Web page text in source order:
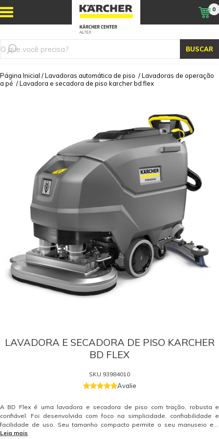
BUSCAR
0
Página Inicial /Lavadoras automática de piso /Lavadoras de operação
a pé /Lavadora e secadora de piso karcher bd flex
LAVADORA E SECADORA DE PISO KARCHER
BD FLEX
SKU 93984010
Avalie
A BD Flex é uma lavadora e secadora de piso com tração, robusta e
confiável. Foi desenvolvida com foco na simplicidade, confiabilidade e
facilidade de uso. Seu tamanho compacto permite o seu manuseio em
áreas com espaço reduzido. Partes de maior desgastes feitas em alumínio
Leia mais